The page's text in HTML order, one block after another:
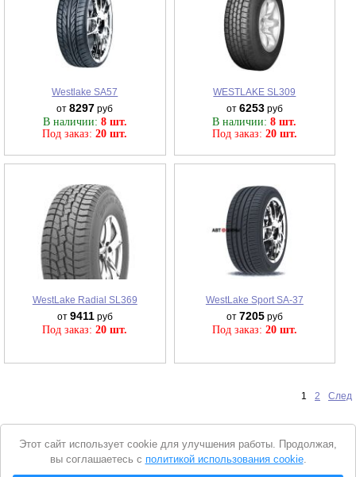
Westlake SA57
от8297 руб
В наличии: 8 шт.
Под заказ:20 шт.
WESTLAKE SL309
от 6253руб
В наличии:8 шт.
Под заказ: 20 шт.
WestLake Radial SL369
от 9411руб
Под заказ:20 шт.
WestLake Sport SA-37
от 7205руб
Под заказ: 20 шт.
1 2 След
Уведомление
cookie
Этот сайт использует cookie для улучшения работы. Продолжая,
вы соглашаетесь с политикой использования cookie.